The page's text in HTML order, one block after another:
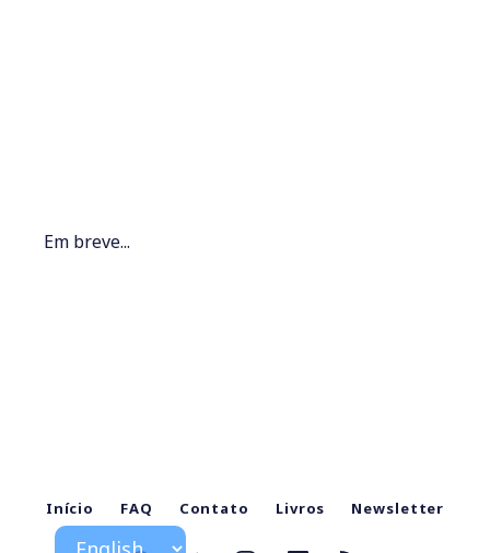
Em breve...
Início FAQ Contato Livros Newsletter